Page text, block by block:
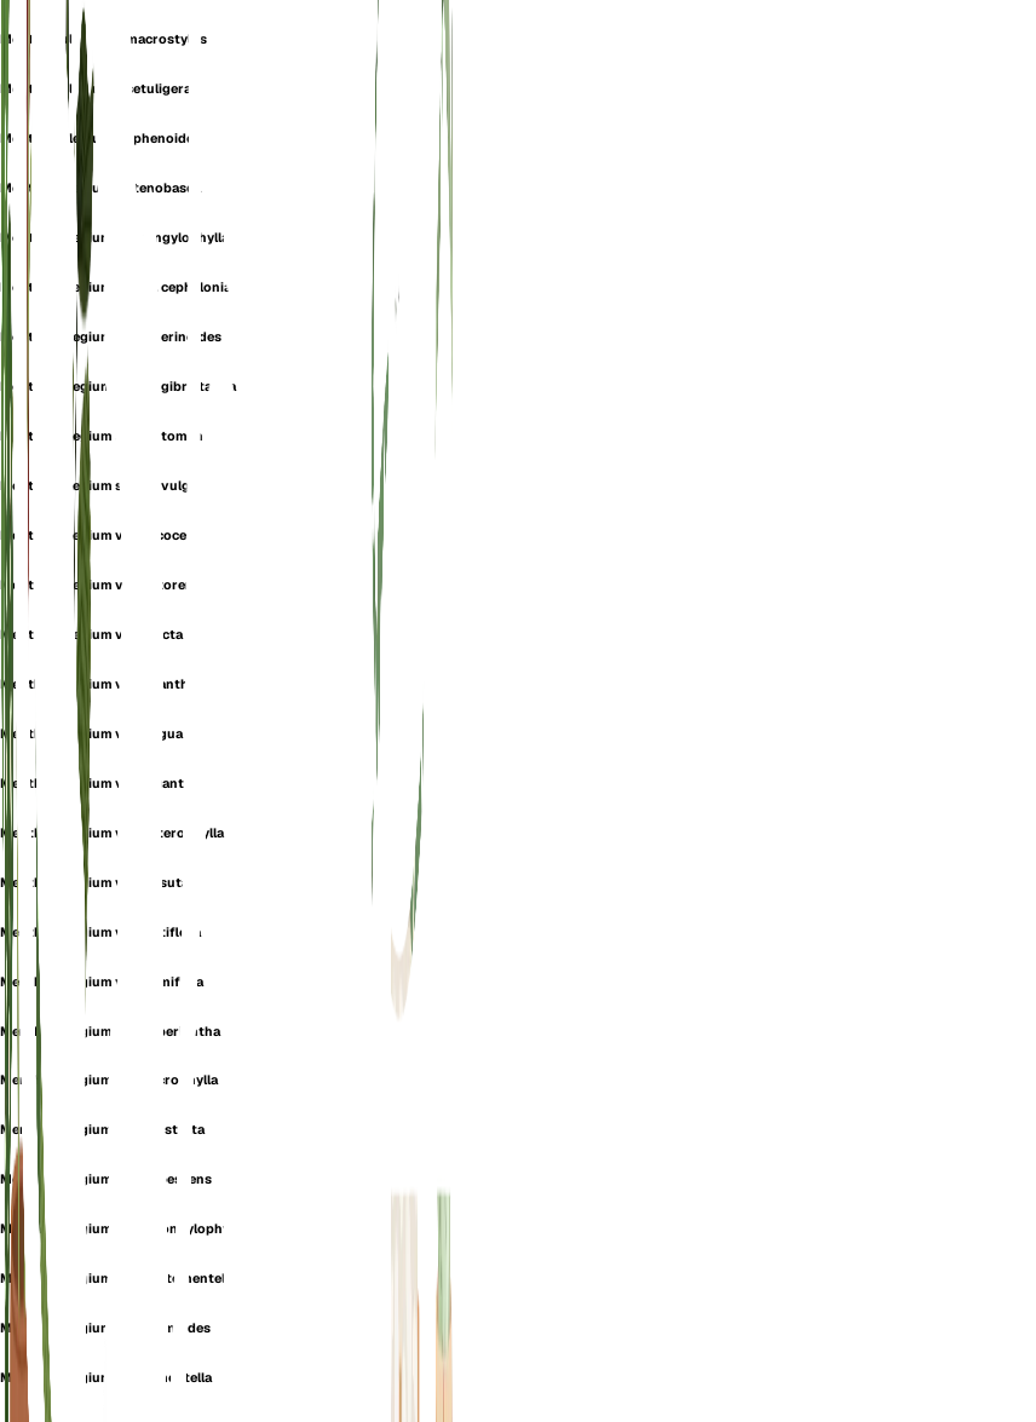
Mentha pulegium f. macrostylos
Mentha pulegium f. setuligera
Mentha pulegium f. sphenoides
Mentha pulegium f. stenobasea
Mentha pulegium f. strongylophylla
Mentha pulegium subsp. cephalonia
Mentha pulegium subsp. erinoides
Mentha pulegium subsp. gibraltarica
Mentha pulegium subsp. tomentosa
Mentha pulegium subsp. vulgaris
Mentha pulegium var. cacocea
Mentha pulegium var. cotorensis
Mentha pulegium var. erecta
Mentha pulegium var. eriantha
Mentha pulegium var. exigua
Mentha pulegium var. gigantea
Mentha pulegium var. heterophylla
Mentha pulegium var. hirsuta
Mentha pulegium var. hirtiflora
Mentha pulegium var. humifusa
Mentha pulegium var. hyperiantha
Mentha pulegium var. microphylla
Mentha pulegium var. prostrata
Mentha pulegium var. pubescens
Mentha pulegium var. strongylophylla
Mentha pulegium var. subtomentella
Mentha pulegium var. thymoides
Mentha pulegium var. tomentella